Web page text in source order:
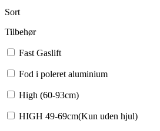
Sort
Tilbehør
Fast Gaslift
Fod i poleret aluminium
High (60-93cm)
HIGH 49-69cm(Kun uden hjul)